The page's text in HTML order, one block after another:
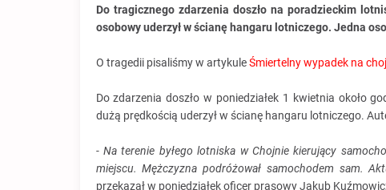
Do tragicznego zdarzenia doszło na poradzieckim
osobowy uderzył w ścianę hangaru lotniczego. Jedna
O tragedii pisaliśmy w artykuleŚmiertelny wypadek na
Do zdarzenia doszło w poniedziałek 1 kwietnia około
dużą prędkością uderzył w ścianę hangaru lotniczego.
- Na terenie byłego lotniska w Chojnie kierujący
miejscu. Mężczyzna podróżował samochodem sam.
przekazał w poniedziałek oficer prasowy Jakub